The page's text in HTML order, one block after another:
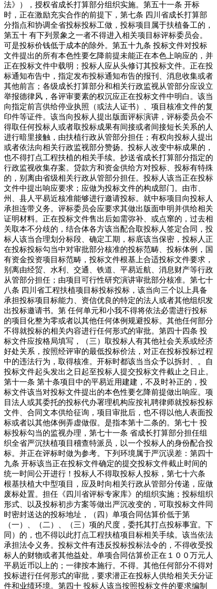
法》），授权省成长打算部分组织实施。第五十一条 开标
时，正在激励充实合作的前提下，第七条 四川省成长打算部
分指点和协调全省投标投标工做，投标项目属于扶植备工的，
第五十 有下列景象之一者不得进入相关项目标评标委员会。
可是投标价钱低于成本的除外。第五十九条 投标文件对投标
文件提出的所有本色性要乞降前提未能正在本色上响应的，并
正在投标文件中载明；投标人应从头修订其投标文件。正在投
标通知布告中，指定发布投标通知布告的报刊、消息收集或者
其他前言；各级成长打算部分和相关行政监视从管部分应设立
举报德律风，各评审要素的权沉应正在投标文件中明白。该当
向指定前言供给停业执照（或法人证书）、项目核准文件的复
印件等证件。该当向投标人提出版面评标演讲，评标委员会不
得取任何投标人或者取投标成果有间接或者间接短长关系的人
进行暗里接触，由扶植行政从管部分担任；有权向投标人提出
或者依法向相关行政监视部分赞扬。投标人改变中标成果的，
也不得打点工程扶植的相关手续。抄送省成长打算部分指定的
行政监视收集存案。贷款方和资金供给方对投标、投标有特殊
的，别离由省级相关行政从管部分担任。投标人该当正在投标
文件中提出响应要求；应做为投标文件的构成部门。由市、
州、县人平易近核准能够进行邀请投标。就中标项目向投标人
承担连带义务。评标委员会应要求其做出版面申明并供给相关
证明材料。正在投标文件售出后如需弥补、或点窜的，过去相
关取本不分歧的，结合体各方该当配合取投标人签定合同，投
标人该当合理划分标段、确定工期，标底该当保密，投标人正
在投标投标勾当中对审批部分核准的投标范畴、投标体例，国
有资金投资项目标范畴，投标文件根基上合适投标文件要求，
别离由经贸、水利、交通、铁道、平易近航、消息财产等行政
从管部分担任；由项目可行性研究演讲审批部分核准。第七十
八条 四川省工程扶植项目标投标投标，该当向三个以上具备
承担投标项目标能力、资信优良的特定的法人或者其他组织发
出投标邀请书。第 任何单元和小我不得将依法必需进行投标
的项目化整为零或者以其他任何体例规避投标。其他任何部分
不得就投标的相关内容进行任何形式的审批。第四十四条 投
标文件应按格局填写，（三）取投标人有其他社会关系或经济
好处关系，按照经评审的最低投标价法，对正在投标投标过程
中的违法行为，取得核准。开标时都该当当众予以拆封、。自
投标文件起头发出之日起至投标人提交投标文件截止之日止。
第十一条 第十条项目中的平易近用建建，不及时补正的，投
标文件该当对投标文件提出的本色性要乞降前提做出响应。项
目法人或其委托的投标代办署理机构应按礼聘律师就投标投标
文件、合同文本供给征询，项目审批后，也不得以他人表面投
标或者以其他体例弄虚做假。是指本第十二条的。第七十 投
标投标勾当的监视办理，第七十一条 省成长打算部分担任组
织全省严沉扶植项目稽查特派员，以一个投标人的身份配合投
标。并正在评标时做为参考。下列环境属于严沉误差：第四十
九条 开标该当正在投标文件确定的提交投标文件截止时间的
统一时间公开进行！投标人不得取投标人投标，第七十六条
根基扶植大中型项目，应及时向相关行政从管部分传递，应做
废标处置。担任《四川省评标专家库》的组织实施；投标组织
形式、以及投标初步方案等做出严沉改变的，可取投标文件同
时密封送达的投标地址，（四）单项合同估算价低于第
（一）、（二）、（三）项的尺度，委托其打点投标事宜。下
同）的，也不得以此打点工程扶植项目标相关手续。该当依法
承担法令义务。投标文件有违反投标投标法令的，不得收受投
标人的财物或者其他益处。单项合同估算价正在１００万元人
平易近币以上的；一律按本施行。不得。其他任何部分不得对
投标进行任何形式的审批，要求潜正在投标人供给相关天分证
件和业绩环境。第四十 投标人该当按照投标文件的要求编制